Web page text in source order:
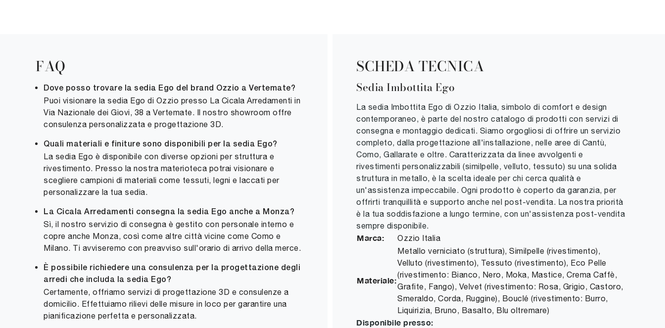
FAQ
Dove posso trovare la sedia Ego del brand Ozzio a Vertemate?
Puoi visionare la sedia Ego di Ozzio presso La Cicala Arredamenti in
Via Nazionale dei Giovi, 38 a Vertemate. Il nostro showroom offre
consulenza personalizzata e progettazione 3D.
Quali materiali e finiture sono disponibili per la sedia Ego?
La sedia Ego è disponibile con diverse opzioni per struttura e
rivestimento. Presso la nostra materioteca potrai visionare e
scegliere campioni di materiali come tessuti, legni e laccati per
personalizzare la tua sedia.
La Cicala Arredamenti consegna la sedia Ego anche a Monza?
Sì, il nostro servizio di consegna è gestito con personale interno e
copre anche Monza, così come altre città vicine come Como e
Milano. Ti avviseremo con preavviso sull'orario di arrivo della merce.
È possibile richiedere una consulenza per la progettazione degli
arredi che includa la sedia Ego?
Certamente, offriamo servizi di progettazione 3D e consulenze a
domicilio. Effettuiamo rilievi delle misure in loco per garantire una
pianificazione perfetta e personalizzata.
SCHEDA TECNICA
Sedia Imbottita Ego
La sedia Imbottita Ego di Ozzio Italia, simbolo di comfort e design
contemporaneo, è parte del nostro catalogo di prodotti con servizi di
consegna e montaggio dedicati. Siamo orgogliosi di offrire un servizio
completo, dalla progettazione all'installazione, nelle aree di Cantù,
Como, Gallarate e oltre. Caratterizzata da linee avvolgenti e
rivestimenti personalizzabili (similpelle, velluto, tessuto) su una solida
struttura in metallo, è la scelta ideale per chi cerca qualità e
un'assistenza impeccabile. Ogni prodotto è coperto da garanzia, per
offrirti tranquillità e supporto anche nel post-vendita. La nostra priorità
è la tua soddisfazione a lungo termine, con un'assistenza post-vendita
sempre disponibile.
Marca: Ozzio Italia
Materiale:
Metallo verniciato (struttura), Similpelle (rivestimento),
Velluto (rivestimento), Tessuto (rivestimento), Eco Pelle
(rivestimento: Bianco, Nero, Moka, Mastice, Crema Caffè,
Grafite, Fango), Velvet (rivestimento: Rosa, Grigio, Castoro,
Smeraldo, Corda, Ruggine), Bouclé (rivestimento: Burro,
Liquirizia, Bruno, Basalto, Blu oltremare)
Disponibile presso: